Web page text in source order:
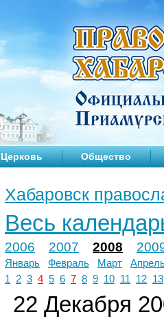
Церковь Общество
Хабаровск
Весь
2006 2007 2008
Январь Февраль Март
1
2 3 4 5 6 7 8 9 10 11 12 13
22 Декабря